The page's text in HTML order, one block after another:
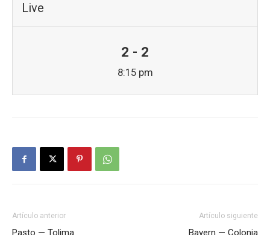
Live
2 - 2
8:15 pm
Artículo anterior
Pasto — Tolima
Artículo siguiente
Bayern — Colonia